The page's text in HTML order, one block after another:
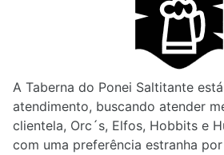
A Taberna do Ponei Saltitante
atendimento, buscando atender
clientela, Orc´s, Elfos, Hobbits e
com uma preferência estranha